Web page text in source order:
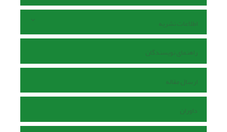
اطلاعات نشریه
راهنمای نویسندگان
ارسال مقاله
داوران